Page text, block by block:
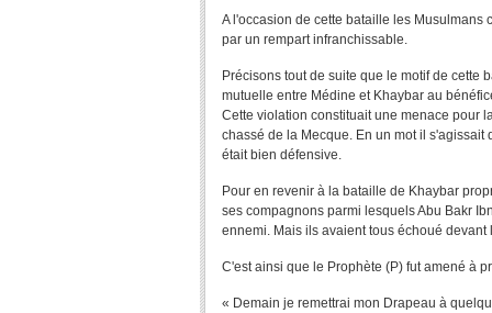
A l'occasion de cette bataille les
par un rempart infranchissable.
Précisons tout de suite que le motif de cette
mutuelle entre Médine et Khaybar au
Cette violation constituait une menace pour
chassé de la Mecque. En un mot il
était bien défensive.
Pour en revenir à la bataille de Khaybar
ses compagnons parmi lesquels Abu Bakr
ennemi. Mais ils avaient tous échoué devant
C'est ainsi que le Prophète (P) fut amené à
« Demain je remettrai mon Drapeau à